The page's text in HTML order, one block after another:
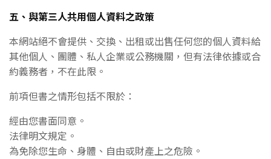
五、與第三人共用個人資料之政策
本網站絕不會提供、交換、出租或出售任何您的個人資料給
其他個人、團體、私人企業或公務機關，但有法律依據或合
約義務者，不在此限。
前項但書之情形包括不限於：
經由您書面同意。
法律明文規定。
為免除您生命、身體、自由或財產上之危險。